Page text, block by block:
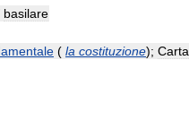
basilare
( la costituzione); Carta